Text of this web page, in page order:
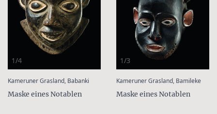
1/4
Kameruner Grasland, Babanki
Maske eines Notablen
1/3
Kameruner Grasland, Bamileke:
Maske eines Notablen